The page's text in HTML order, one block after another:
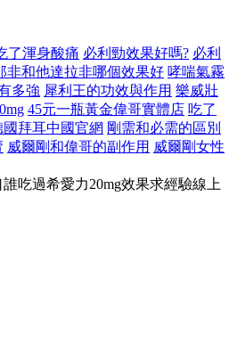
了渾身酸痛 必利勁效果好嗎? 必利
非和他達拉非哪個效果好 哮喘氣霧
多強 犀利王的功效與作用 樂威壯
45元一瓶黃金偉哥實體店 吃了
國拜耳中國官網 剛需和必需的區別
威爾剛和偉哥的副作用 威爾剛女性
吃過希愛力20mg效果求經驗線上